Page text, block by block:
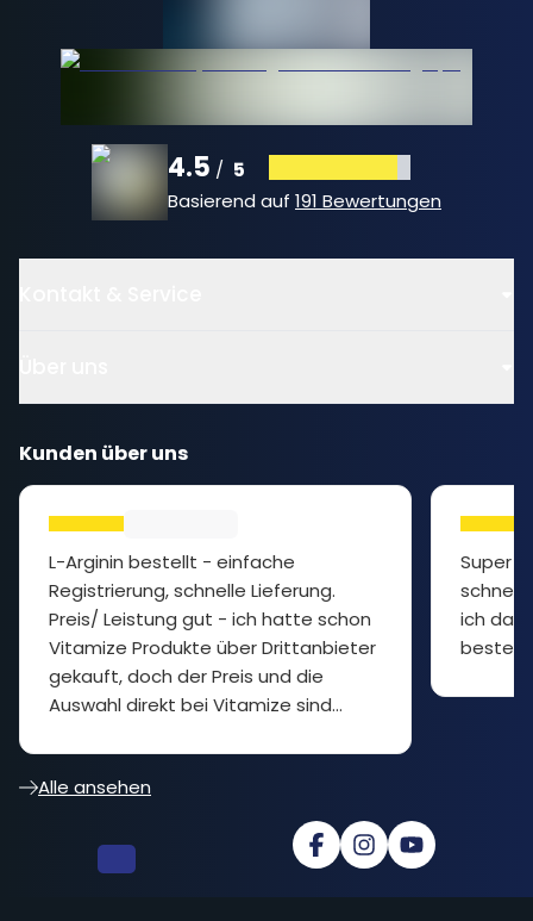
4.5 / 5
Basierend auf 191 Bewertungen
Kunden über uns
L-Arginin bestellt - einfache
Registrierung, schnelle Lieferung.
Preis/ Leistung gut - ich hatte schon
Vitamize Produkte über Drittanbieter
gekauft, doch der Preis und die
Auswahl direkt bei Vitamize sind
Super
ich das
Alle ansehen